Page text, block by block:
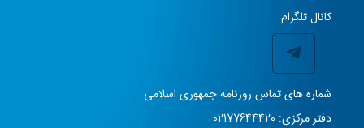
کانال تلگرام
شماره های تماس روزنامه جمهوری اسلامی
دفتر مرکزی: 02177644420